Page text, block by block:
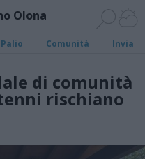
Olona
Palio Comunità Invia
di comunità
rischiano